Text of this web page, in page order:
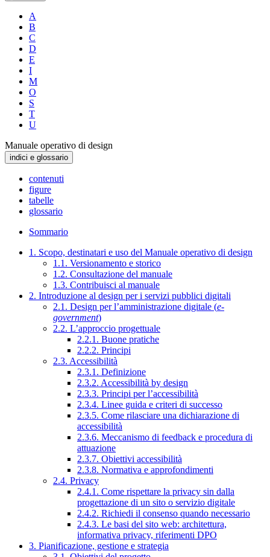
A
B
C
D
E
I
M
O
S
T
U
Manuale operativo di design
indici e glossario
contenuti
figure
tabelle
glossario
Sommario
1. Scopo, destinatari e uso del Manuale operativo di design
1.1. Versionamento e storico
1.2. Consultazione del manuale
1.3. Contribuisci al manuale
2. Introduzione al design per i servizi pubblici digitali
2.1. Design per l’amministrazione digitale (e-
government)
2.2. L’approccio progettuale
2.2.1. Buone pratiche
2.2.2. Principi
2.3. Accessibilità
2.3.1. Definizione
2.3.2. Accessibilità by design
2.3.3. Principi per l’accessibilità
2.3.4. Linee guida e criteri di successo
2.3.5. Come rilasciare una dichiarazione di
accessibilità
2.3.6. Meccanismo di feedback e procedura di
attuazione
2.3.7. Obiettivi accessibilità
2.3.8. Normativa e approfondimenti
2.4. Privacy
2.4.1. Come rispettare la privacy sin dalla
progettazione di un sito o servizio digitale
2.4.2. Richiedi il consenso quando necessario
2.4.3. Le basi del sito web: architettura,
informativa privacy, riferimenti DPO
3. Pianificazione, gestione e strategia